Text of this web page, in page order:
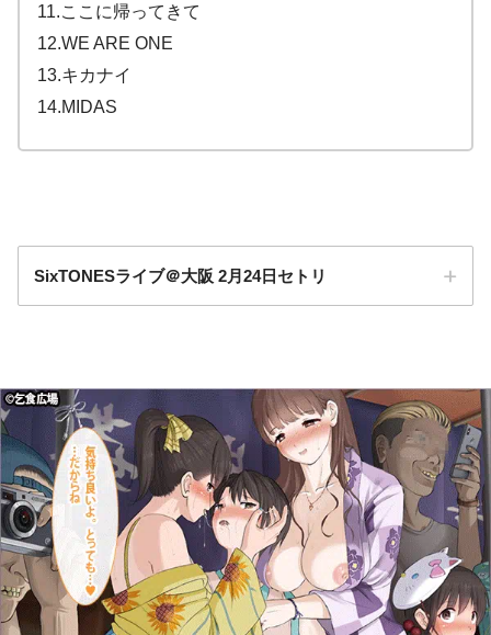
11.ここに帰ってきて
12.WE ARE ONE
13.キカナイ
14.MIDAS
SixTONESライブ＠大阪 2月24日セトリ